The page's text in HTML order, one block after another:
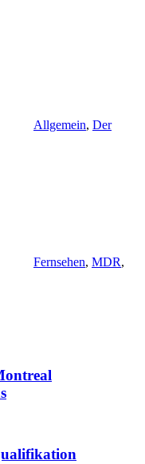
Allgemein, Der
Fernsehen, MDR,